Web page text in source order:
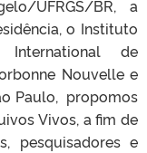
UFRGS/BR, a
o Instituto
de
Nouvelle e
Paulo, propomos
Vivos, a fim de
pesquisadores e